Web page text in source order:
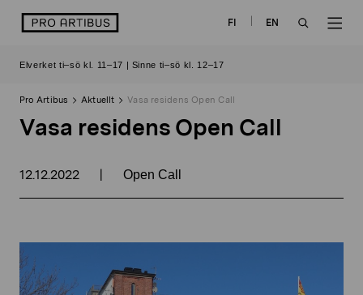
logo FI
EN
Elverket ti–sö kl. 11–17 | Sinne ti–sö kl. 12–17
Pro Artibus Aktuellt Vasa residens Open Call
Vasa residens Open Call
12.12.2022 | Open Call